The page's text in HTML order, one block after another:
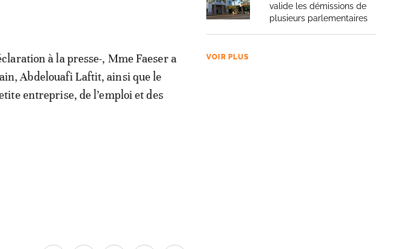
à la presse-, Mme Faeser a
Abdelouafi Laftit, ainsi que le
entreprise, de l’emploi et des
valide les démissions de
plusieurs parlementaires
VOIR PLUS